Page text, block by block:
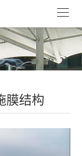
膜结构